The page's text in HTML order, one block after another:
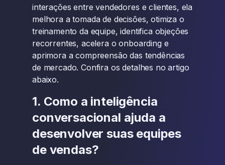
interações entre vendedores e clientes, ela
melhora a tomada de decisões, otimiza o
treinamento da equipe, identifica objeções
recorrentes, acelera o onboarding e
aprimora a compreensão das tendências
de mercado. Confira os detalhes no artigo
abaixo.
1. Como a inteligência
conversacional ajuda a
desenvolver suas equipes
de vendas?